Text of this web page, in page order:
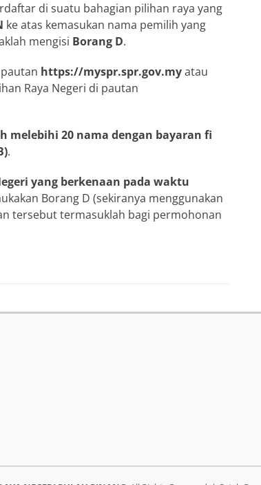
di suatu bahagian pilihan raya yang
ke atas kemasukan nama pemilih yang
mengisi Borang D.
https://myspr.spr.gov.myatau
Raya Negeri di pautan
melebihi 20 nama dengan bayaran fi
.
yang berkenaan pada waktu
Borang D (sekiranya menggunakan
tersebut termasuklah bagi permohonan